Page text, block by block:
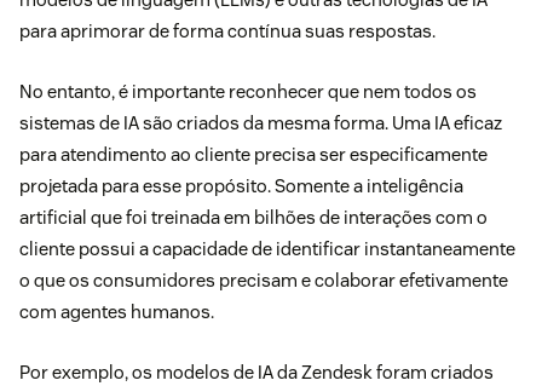
para aprimorar de forma contínua suas respostas.
No entanto, é importante reconhecer que nem todos os
sistemas de IA são criados da mesma forma. Uma IA eficaz
para atendimento ao cliente precisa ser especificamente
projetada para esse propósito. Somente a inteligência
artificial que foi treinada em bilhões de interações com o
cliente possui a capacidade de identificar instantaneamente
o que os consumidores precisam e colaborar efetivamente
com agentes humanos.
Por exemplo, os modelos de IA da Zendesk foram criados